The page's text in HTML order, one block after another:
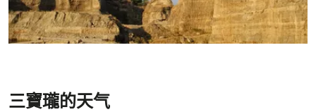
三寶瓏的天气